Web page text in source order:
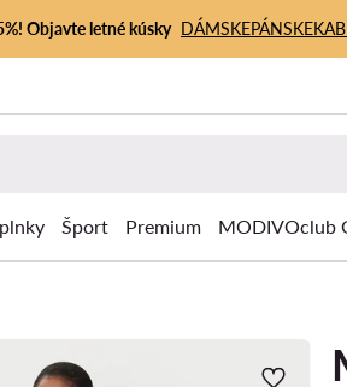
Objavte letné kúsky DÁMSKEPÁNSKE
Šport Premium MODIVOclub